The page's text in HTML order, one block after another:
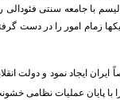
با جامعه سنتی
اکتبر ۱۹۱۷ انجام شد، سوسیالیست
ایجاد نمود و دولت
با پایان عملیات نظامی